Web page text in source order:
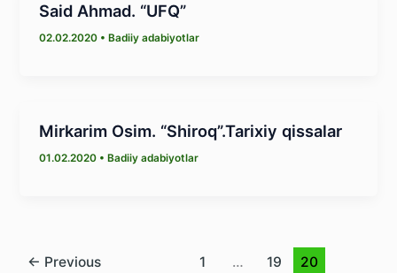
Said Ahmad. “UFQ”
02.02.2020 • Badiiy adabiyotlar
Mirkarim Osim. “Shiroq”.Tarixiy qissalar
01.02.2020 •Badiiy adabiyotlar
← Previous 1 … 19 20